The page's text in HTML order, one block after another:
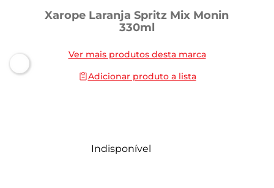
Xarope Laranja Spritz Mix Monin
330ml
Ver mais produtos desta marca
Adicionar produto a lista
Indisponível